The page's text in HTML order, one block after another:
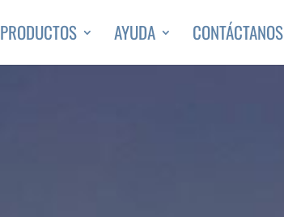
PRODUCTOS AYUDA CONTÁCTANOS